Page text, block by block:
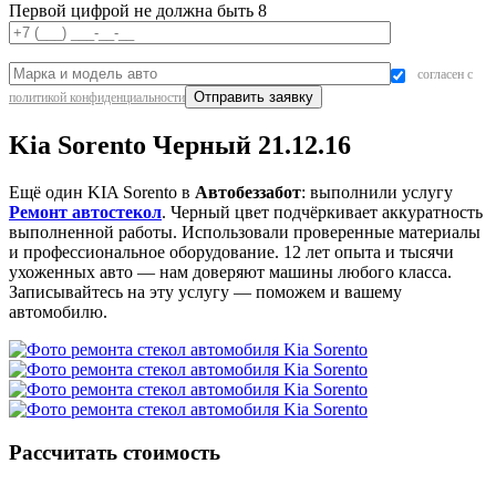
Первой цифрой не должна быть 8
согласен с
политикой конфиденциальности
Kia Sorento Черный 21.12.16
Ещё один KIA Sorento в Автобеззабот: выполнили услугу
Ремонт автостекол. Черный цвет подчёркивает аккуратность
выполненной работы. Использовали проверенные материалы
и профессиональное оборудование. 12 лет опыта и тысячи
ухоженных авто — нам доверяют машины любого класса.
Записывайтесь на эту услугу — поможем и вашему
автомобилю.
Рассчитать стоимость